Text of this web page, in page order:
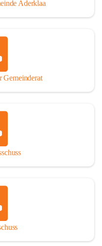
Aderklaa
Gemeinderat